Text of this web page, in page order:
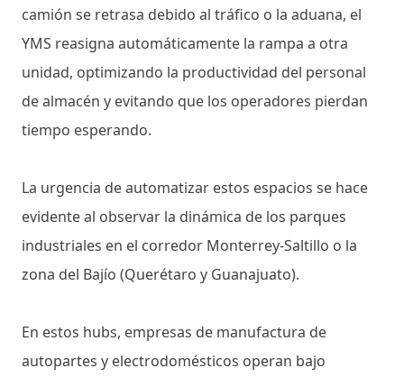
camión se retrasa debido al tráfico o la aduana, el
YMS reasigna automáticamente la rampa a otra
unidad, optimizando la productividad del personal
de almacén y evitando que los operadores pierdan
tiempo esperando.
La urgencia de automatizar estos espacios se hace
evidente al observar la dinámica de los parques
industriales en el corredor Monterrey-Saltillo o la
zona del Bajío (Querétaro y Guanajuato).
En estos hubs, empresas de manufactura de
autopartes y electrodomésticos operan bajo